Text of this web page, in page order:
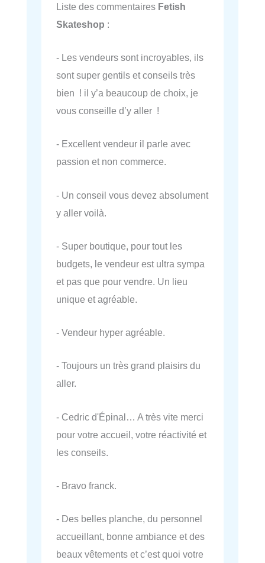
Liste des commentaires Fetish
Skateshop :
- Les vendeurs sont incroyables, ils
sont super gentils et conseils très
bien ! il y’a beaucoup de choix, je
vous conseille d’y aller !
- Excellent vendeur il parle avec
passion et non commerce.
- Un conseil vous devez absolument
y aller voilà.
- Super boutique, pour tout les
budgets, le vendeur est ultra sympa
et pas que pour vendre. Un lieu
unique et agréable.
- Vendeur hyper agréable.
- Toujours un très grand plaisirs du
aller.
- Cedric d'Épinal… A très vite merci
pour votre accueil, votre réactivité et
les conseils.
- Bravo franck.
- Des belles planche, du personnel
accueillant, bonne ambiance et des
beaux vêtements et c’est quoi votre